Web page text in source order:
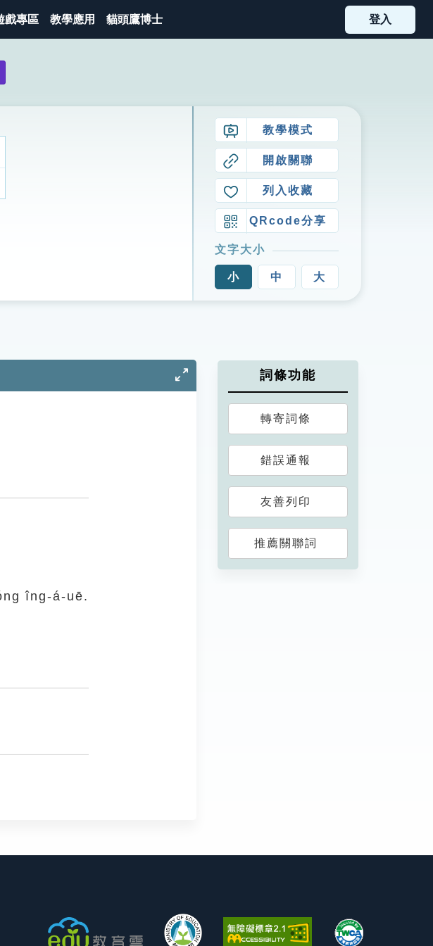
戲專區 教學應用 貓頭鷹博士 登入
教學模式
開啟關聯
列入收藏
QRcode分享
文字大小
小 中 大
îng-á-uē.
詞條功能
轉寄詞條
錯誤通報
友善列印
推薦關聯詞